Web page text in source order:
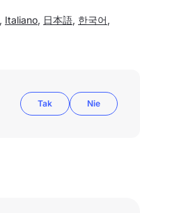
, Italiano, 日本語, 한국어 ,
Tak Nie